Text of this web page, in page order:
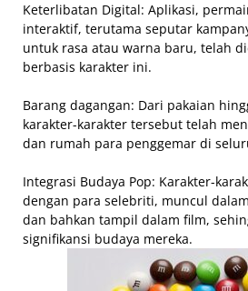
Keterlibatan Digital: Aplikasi,
interaktif, terutama seputar
untuk rasa atau warna baru, telah
berbasis karakter ini.
Barang dagangan: Dari pakaian
karakter-karakter tersebut telah
dan rumah para penggemar di
Integrasi Budaya Pop: Karakter-
dengan para selebriti, muncul
dan bahkan tampil dalam film,
signifikansi budaya mereka.